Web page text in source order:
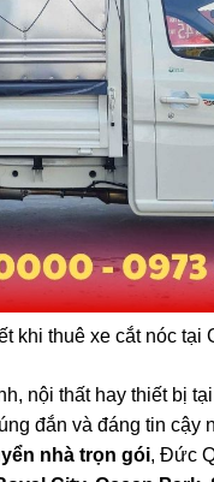
khi thuê xe cắt nóc tại
nội thất hay thiết bị
đắn và đáng tin cậy
nhà trọn gói, Đức